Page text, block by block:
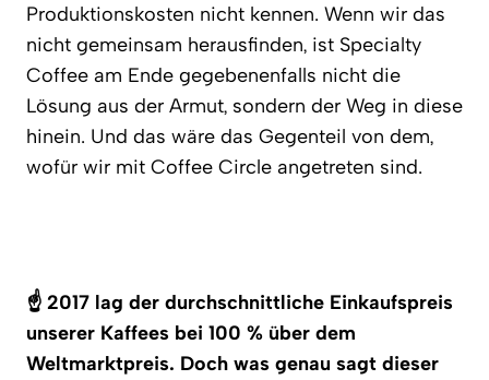
Produktionskosten nicht kennen. Wenn wir das
nicht gemeinsam herausfinden, ist Specialty
Coffee am Ende gegebenenfalls nicht die
Lösung aus der Armut, sondern der Weg in diese
hinein. Und das wäre das Gegenteil von dem,
wofür wir mit Coffee Circle angetreten sind.
☝ 2017 lag der durchschnittliche Einkaufspreis
unserer Kaffees bei 100 % über dem
Weltmarktpreis. Doch was genau sagt dieser